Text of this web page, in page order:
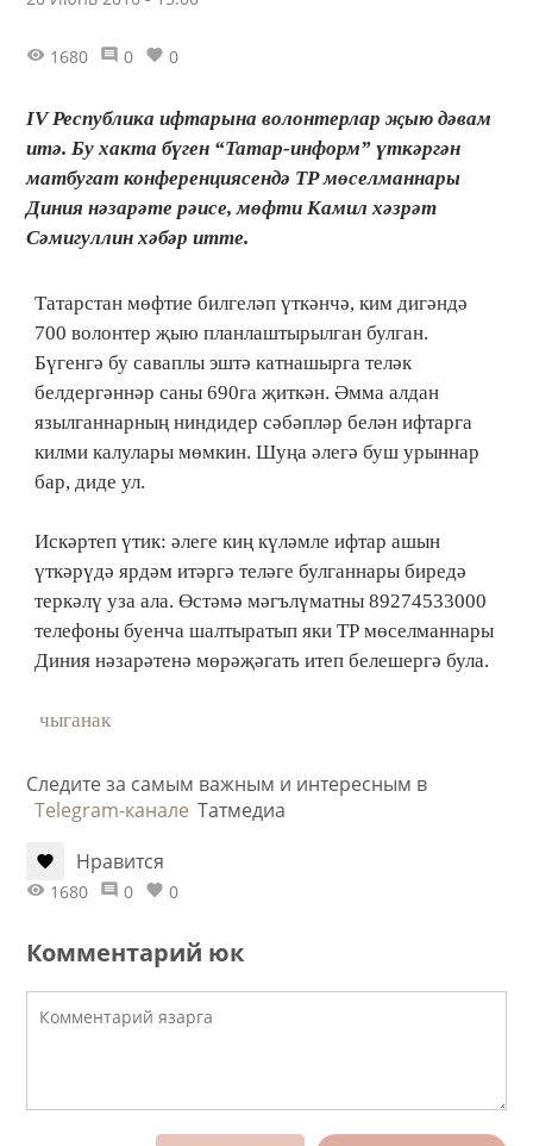
1680 0 0
IV Республика ифтарына волонтерлар җыю дәвам
итә. Бу хакта бүген “Татар-информ” үткәргән
матбугат конференциясендә ТР мөселманнары
Диния нәзарәте рәисе, мөфти Камил хәзрәт
Сәмигуллин хәбәр итте.
Татарстан мөфтие билгеләп үткәнчә, ким дигәндә
700 волонтер җыю планлаштырылган булган.
Бүгенгә бу саваплы эштә катнашырга теләк
белдергәннәр саны 690га җиткән. Әмма алдан
язылганнарның ниндидер сәбәпләр белән ифтарга
килми калулары мөмкин. Шуңа әлегә буш урыннар
бар, диде ул.
Искәртеп үтик: әлеге киң күләмле ифтар ашын
үткәрүдә ярдәм итәргә теләге булганнары биредә
теркәлү уза ала. Өстәмә мәгълүматны 89274533000
телефоны буенча шалтыратып яки ТР мөселманнары
Диния нәзарәтенә мөрәҗәгать итеп белешергә була.
чыганак
Следите за самым важным и интересным в
Telegram-канале Татмедиа
Нравится
1680 0 0
Комментарий юк